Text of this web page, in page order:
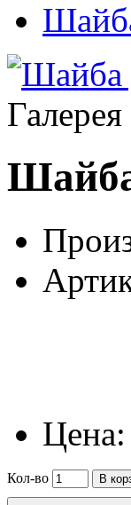
Галерея
Цена:
Кол-во
В